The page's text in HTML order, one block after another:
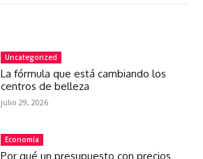
Uncategorized
La fórmula que está cambiando los
centros de belleza
julio 29, 2026
Economía
Por qué un presupuesto con precios